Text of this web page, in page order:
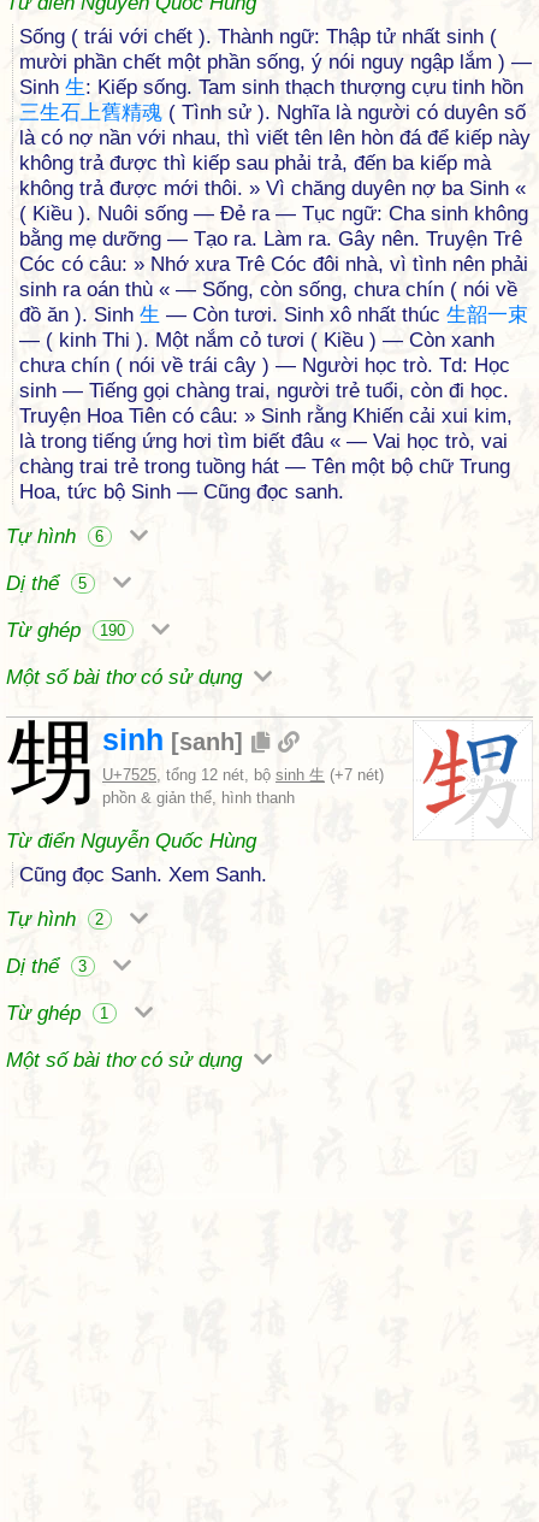
Sống ( trái với chết ). Thành ngữ: Thập tử nhất sinh (
mười phần chết một phần sống, ý nói nguy ngập lắm ) —
Sinh 生: Kiếp sống. Tam sinh thạch thượng cựu tinh hồn
三生石上舊精魂 ( Tình sử ). Nghĩa là người có duyên số
là có nợ nần với nhau, thì viết tên lên hòn đá để kiếp này
không trả được thì kiếp sau phải trả, đến ba kiếp mà
không trả được mới thôi. » Vì chăng duyên nợ ba Sinh «
( Kiều ). Nuôi sống — Đẻ ra — Tục ngữ: Cha sinh không
bằng mẹ dưỡng — Tạo ra. Làm ra. Gây nên. Truyện Trê
Cóc có câu: » Nhớ xưa Trê Cóc đôi nhà, vì tình nên phải
sinh ra oán thù « — Sống, còn sống, chưa chín ( nói về
đồ ăn ). Sinh 生 — Còn tươi. Sinh xô nhất thúc 生韶一束
— ( kinh Thi ). Một nắm cỏ tươi ( Kiều ) — Còn xanh
chưa chín ( nói về trái cây ) — Người học trò. Td: Học
sinh — Tiếng gọi chàng trai, người trẻ tuổi, còn đi học.
Truyện Hoa Tiên có câu: » Sinh rằng Khiến cải xui kim,
là trong tiếng ứng hơi tìm biết đâu « — Vai học trò, vai
chàng trai trẻ trong tuồng hát — Tên một bộ chữ Trung
Hoa, tức bộ Sinh — Cũng đọc sanh.
Tự hình
6
Dị thể 5
Từ ghép 190
Một số bài thơ có sử dụng
甥 sinh [sanh]
U+7525, tổng 12 nét, bộ sinh 生 (+7 nét)
phồn & giản thể, hình thanh
Từ điển Nguyễn Quốc Hùng
Cũng đọc Sanh. Xem Sanh.
Tự hình
2
Dị thể 3
Từ ghép 1
Một số bài thơ có sử dụng